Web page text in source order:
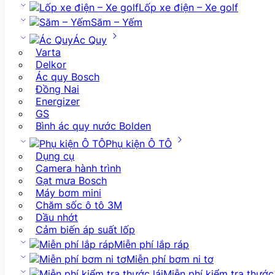
Lốp xe điện – Xe golf
Săm – Yếm
Ác Quy
Varta
Delkor
Ác quy Bosch
Đồng Nai
Energizer
GS
Bình ác quy nước Bolden
Phụ kiện Ô TÔ
Dụng cụ
Camera hành trình
Gạt mưa Bosch
Máy bơm mini
Chăm sốc ô tô 3M
Dầu nhớt
Cảm biến áp suất lốp
Miễn phí lắp ráp
Miễn phí bơm ni tơ